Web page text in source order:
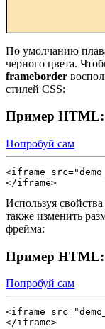
По умолчанию
черного цвета.
frameborder
стилей CSS:
Пример HTML:
Попробуй сам
<iframe
</iframe>
Используя
также изменить
фрейма:
Пример HTML:
Попробуй сам
<iframe
</iframe>